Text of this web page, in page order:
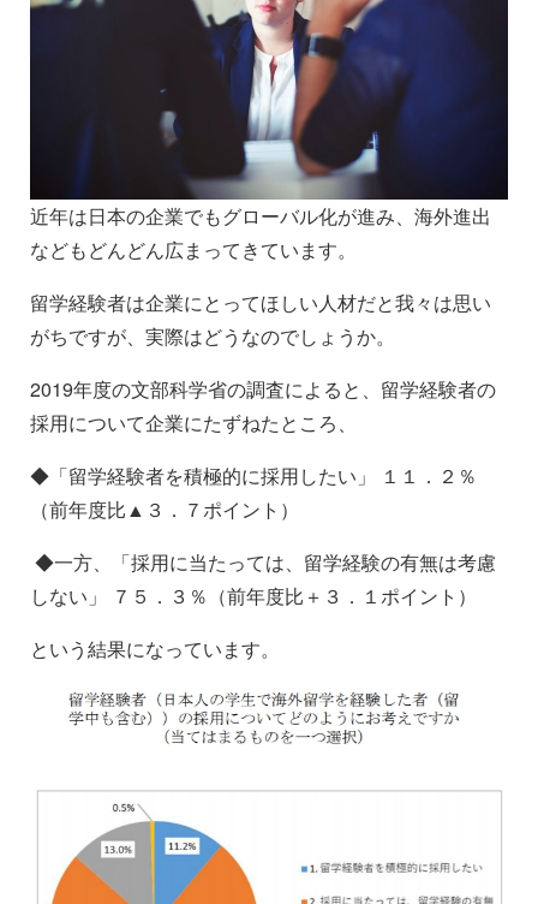
近年は日本の企業でもグローバル化が進み、海外進出
などもどんどん広まってきています。
留学経験者は企業にとってほしい人材だと我々は思い
がちですが、実際はどうなのでしょうか。
2019年度の文部科学省の調査によると、留学経験者の
採用について企業にたずねたところ、
◆「留学経験者を積極的に採用したい」 １１．２％
（前年度比▲３．７ポイント）
◆一方、「採用に当たっては、留学経験の有無は考慮
しない」 ７５．３％（前年度比＋３．１ポイント）
という結果になっています。